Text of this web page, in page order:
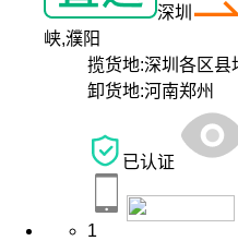
深圳
峡,濮阳
揽货地:深圳各区县
卸货地:河南郑州
已认证
1